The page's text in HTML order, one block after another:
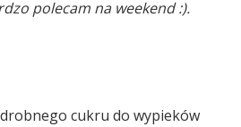
polecam na weekend :).
cukru do wypieków